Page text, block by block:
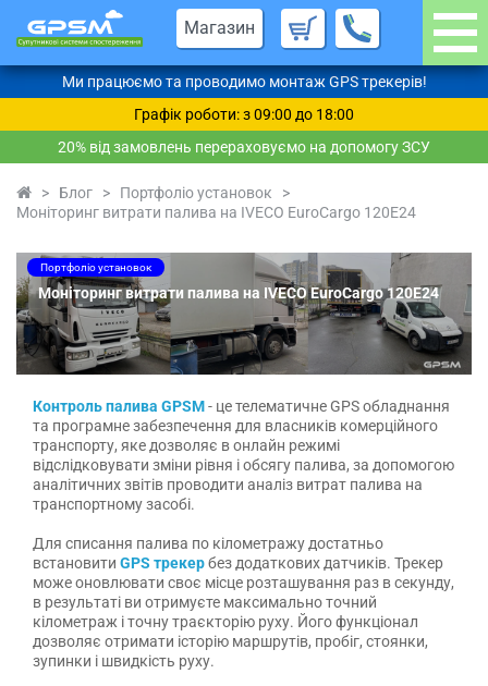
Магазин
Ми працюємо та проводимо монтаж GPS трекерів!
Графік роботи: з 09:00 до 18:00
20% від замовлень перераховуємо на допомогу ЗСУ
> Блог > Портфоліо установок
>
Моніторинг витрати палива на IVECO EuroCargo 120E24
Портфоліо установок
Моніторинг витрати палива на IVECO EuroCargo 120E24
Контроль палива GPSM- це телематичне GPS обладнання
та програмне забезпечення для власників комерційного
транспорту, яке дозволяє в онлайн режимі
відслідковувати зміни рівня і обсягу палива, за допомогою
аналітичних звітів проводити аналіз витрат палива на
транспортному засобі.
Для списання палива по кілометражу достатньо
встановити GPS трекербез додаткових датчиків. Трекер
може оновлювати своє місце розташування раз в секунду,
в результаті ви отримуєте максимально точний
кілометраж і точну траєкторію руху. Його функціонал
дозволяє отримати історію маршрутів, пробіг, стоянки,
зупинки і швидкість руху.